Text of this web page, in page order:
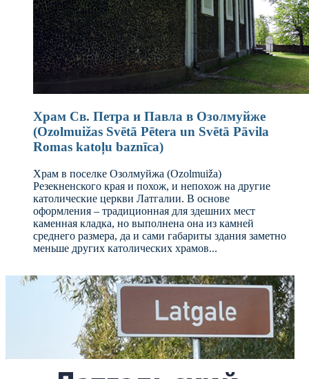
Храм Св. Петра и Павла в Озолмуйже
(Ozolmuižas Svētā Pētera un Svētā Pāvila
Romas katoļu baznīca)
Храм в поселке Озолмуйжа (Ozolmuiža)
Резекненского края и похож, и непохож на другие
католические церкви Латгалии. В основе
оформления – традиционная для здешних мест
каменная кладка, но выполнена она из камней
среднего размера, да и сами габариты здания заметно
меньше других католических храмов...